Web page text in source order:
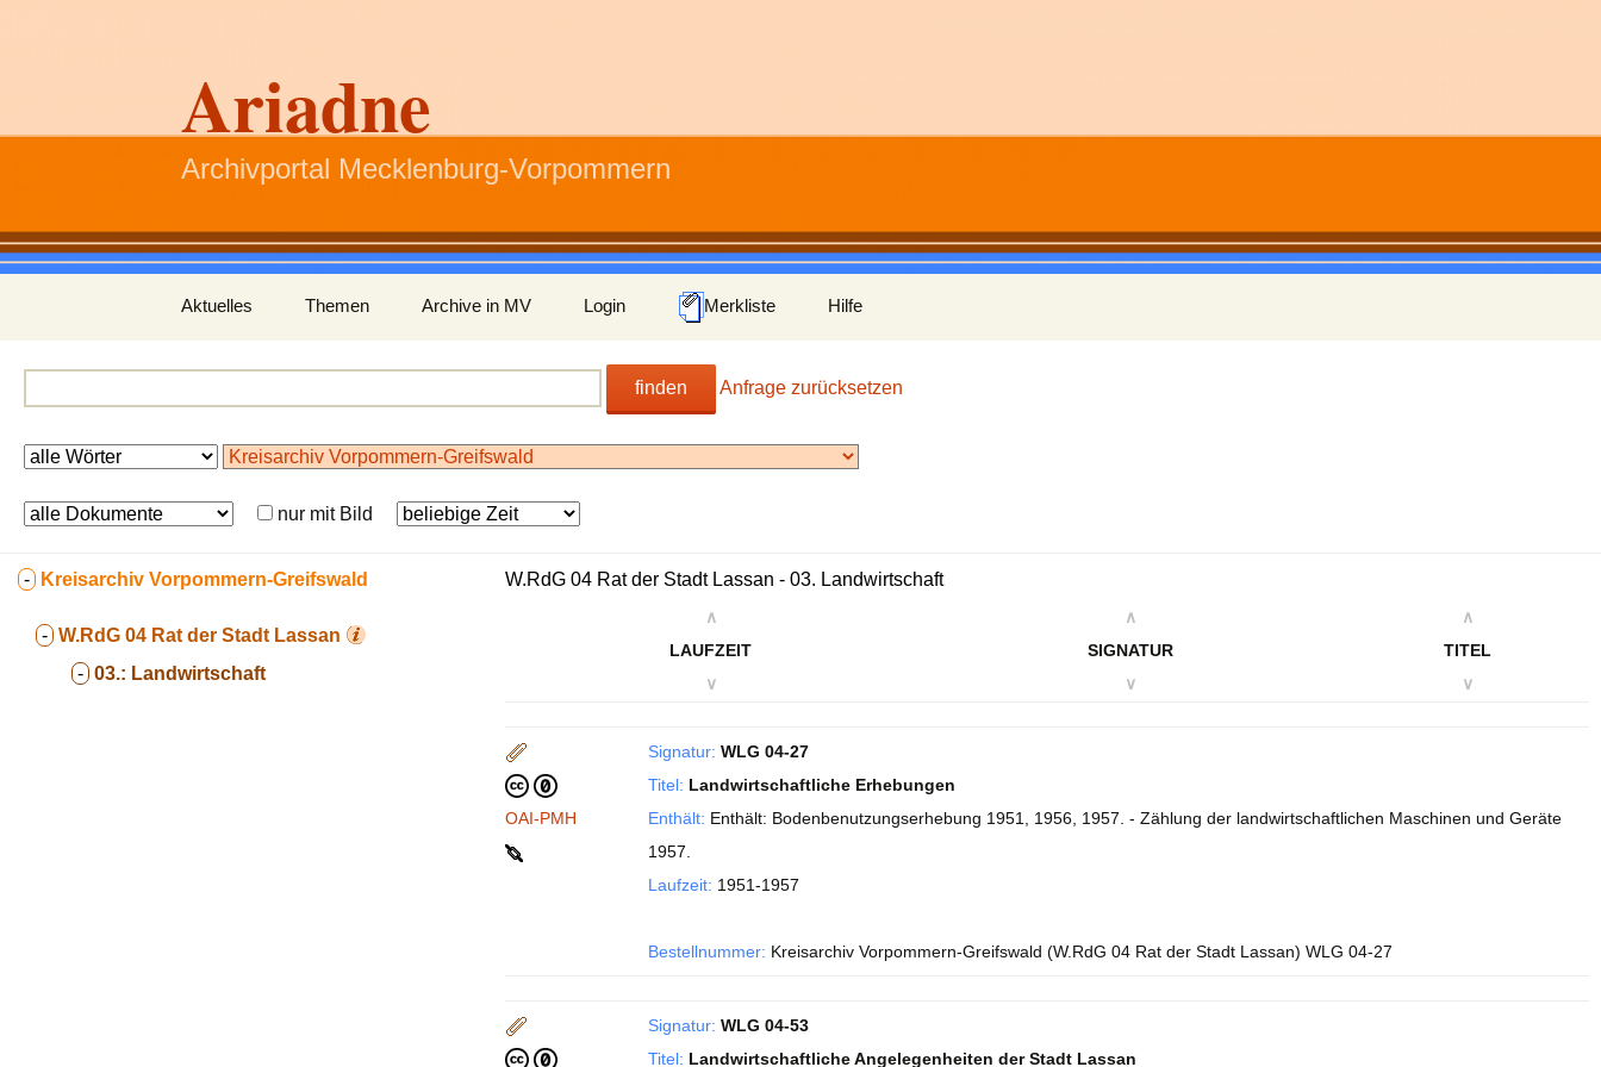
Ariadne
Archivportal Mecklenburg-Vorpommern
Inhalt
springen
Aktuelles Themen Archive in MV Login Merkliste Hilfe
finden Anfrage zurücksetzen
nur mit Bild
- Kreisarchiv Vorpommern-Greifswald
- W.RdG 04 Rat der Stadt Lassan
- 03.: Landwirtschaft
W.RdG 04 Rat der Stadt Lassan - 03. Landwirtschaft
∧
LAUFZEIT
∨
∧
SIGNATUR
∨
∧
TITEL
∨
OAI-PMH
Signatur: WLG 04-27
Titel: Landwirtschaftliche Erhebungen
Enthält: Enthält: Bodenbenutzungserhebung 1951, 1956, 1957. - Zählung der landwirtschaftlichen Maschinen und Geräte
1957.
Laufzeit: 1951-1957
Bestellnummer: Kreisarchiv Vorpommern-Greifswald (W.RdG 04 Rat der Stadt Lassan) WLG 04-27
Signatur: WLG 04-53
Titel: Landwirtschaftliche Angelegenheiten der Stadt Lassan